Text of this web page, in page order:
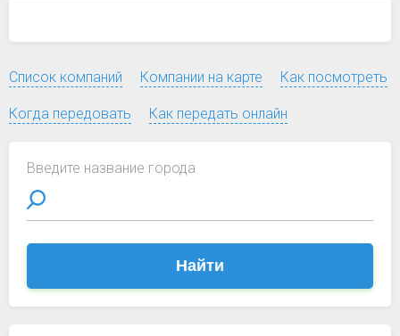
Список компаний Компании на карте Как посмотреть
Когда передовать Как передать онлайн
Введите название города
Найти